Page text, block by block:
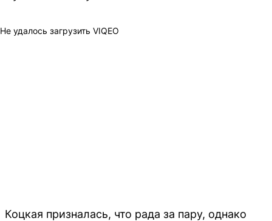
Не удалось загрузить VIQEO
Коцкая призналась, что рада за пару, однако